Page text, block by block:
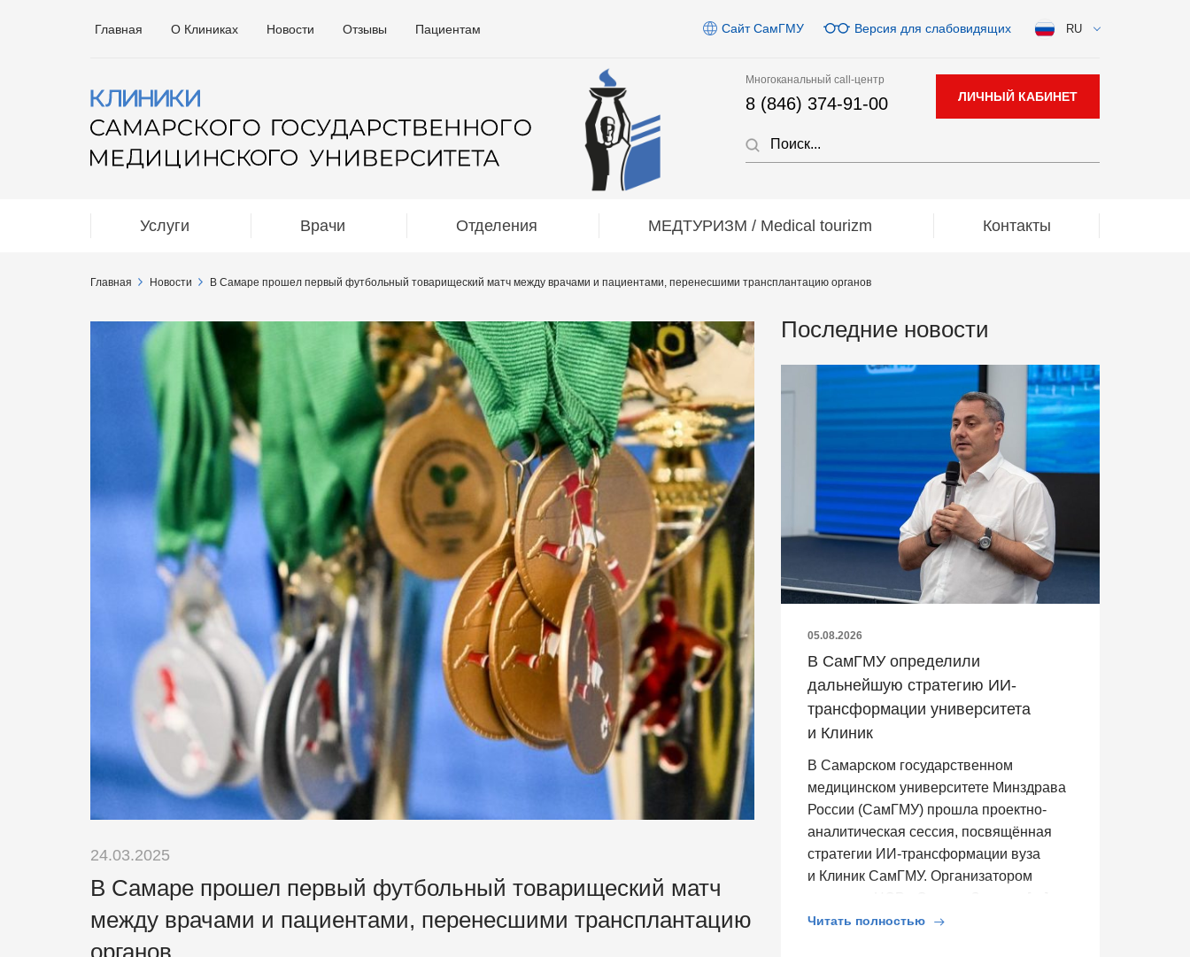
Главная О Клиниках Новости Отзывы Пациентам Сайт СамГМУ Версия для слабовидящих RU
Многоканальный call-центр
8 (846) 374-91-00 ЛИЧНЫЙ КАБИНЕТ
Услуги Врачи Отделения МЕДТУРИЗМ / Medical tourizm Контакты
Главная Новости В Самаре прошел первый футбольный товарищеский матч между врачами и пациентами, перенесшими трансплантацию органов
24.03.2025
В Самаре прошел первый футбольный товарищеский матч
между врачами и пациентами, перенесшими трансплантацию
органов
Последние новости
05.08.2026
В СамГМУ определили
дальнейшую стратегию ИИ-
трансформации университета
и Клиник
В Самарском государственном
медицинском университете Минздрава
России (СамГМУ) прошла проектно-
аналитическая сессия, посвящённая
стратегии ИИ-трансформации вуза
и Клиник СамГМУ. Организатором
Читать полностью